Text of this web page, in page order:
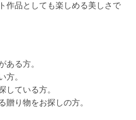
作品としても楽しめる美しさで
ある方。
方。
している方。
贈り物をお探しの方。